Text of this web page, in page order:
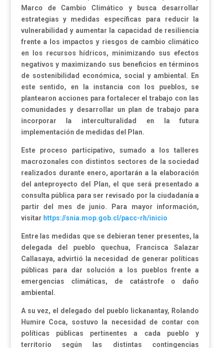
Marco de Cambio Climático y busca desarrollar
estrategias y medidas específicas para reducir la
vulnerabilidad y aumentar la capacidad de resiliencia
frente a los impactos y riesgos de cambio climático
en los recursos hídricos, minimizando sus efectos
negativos y maximizando sus beneficios en términos
de sostenibilidad económica, social y ambiental. En
este sentido, en la instancia con los pueblos, se
plantearon acciones para fortalecer el trabajo con las
comunidades y desarrollar un plan de trabajo para
incorporar la interculturalidad en la futura
implementación de medidas del Plan.
Este proceso participativo, sumado a los talleres
macrozonales con distintos sectores de la sociedad
realizados durante enero, aportarán a la elaboración
del anteproyecto del Plan, el que será presentado a
consulta pública para ser revisado por la ciudadanía a
partir del mes de junio. Para mayor información,
visitar https://snia.mop.gob.cl/pacc-rh/inicio
Entre las medidas que se debieran tener presentes, la
delegada del pueblo quechua, Francisca Salazar
Callasaya, advirtió la necesidad de generar políticas
públicas para dar solución a los pueblos frente a
emergencias climáticas, de catástrofe o daño
ambiental.
A su vez, el delegado del pueblo lickanantay, Rolando
Humire Coca, sostuvo la necesidad de contar con
políticas públicas pertinentes a cada pueblo y
territorio según las distintas contingencias